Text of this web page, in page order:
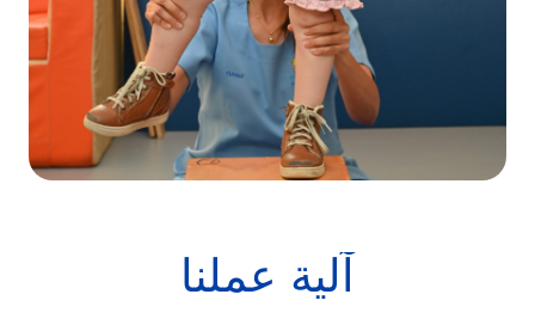
آلية عملنا